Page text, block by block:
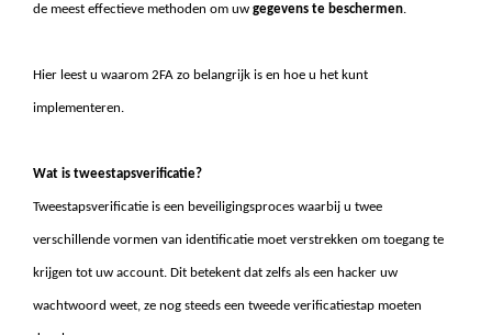
de meest effectieve methoden om uw gegevens te beschermen.
Hier leest u waarom 2FA zo belangrijk is en hoe u het kunt
implementeren.
Wat is tweestapsverificatie?
Tweestapsverificatie is een beveiligingsproces waarbij u twee
verschillende vormen van identificatie moet verstrekken om toegang te
krijgen tot uw account. Dit betekent dat zelfs als een hacker uw
wachtwoord weet, ze nog steeds een tweede verificatiestap moeten